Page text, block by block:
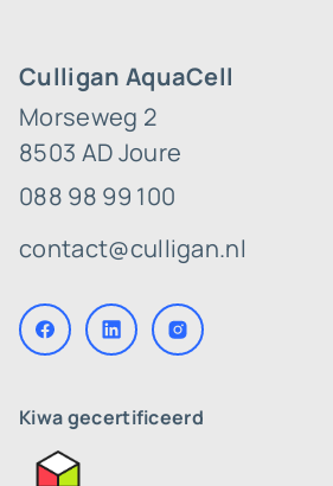
Culligan AquaCell
Morseweg 2
8503 AD Joure
088 98 99 100
contact@culligan.nl
Kiwa gecertificeerd